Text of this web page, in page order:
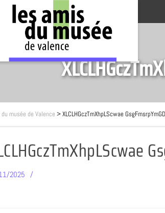
musée de Valence >XLCLHGczTmXhpLScwae
2025